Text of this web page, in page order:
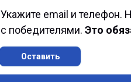
Укажите email и телефон.
с победителями. Это
Оставить